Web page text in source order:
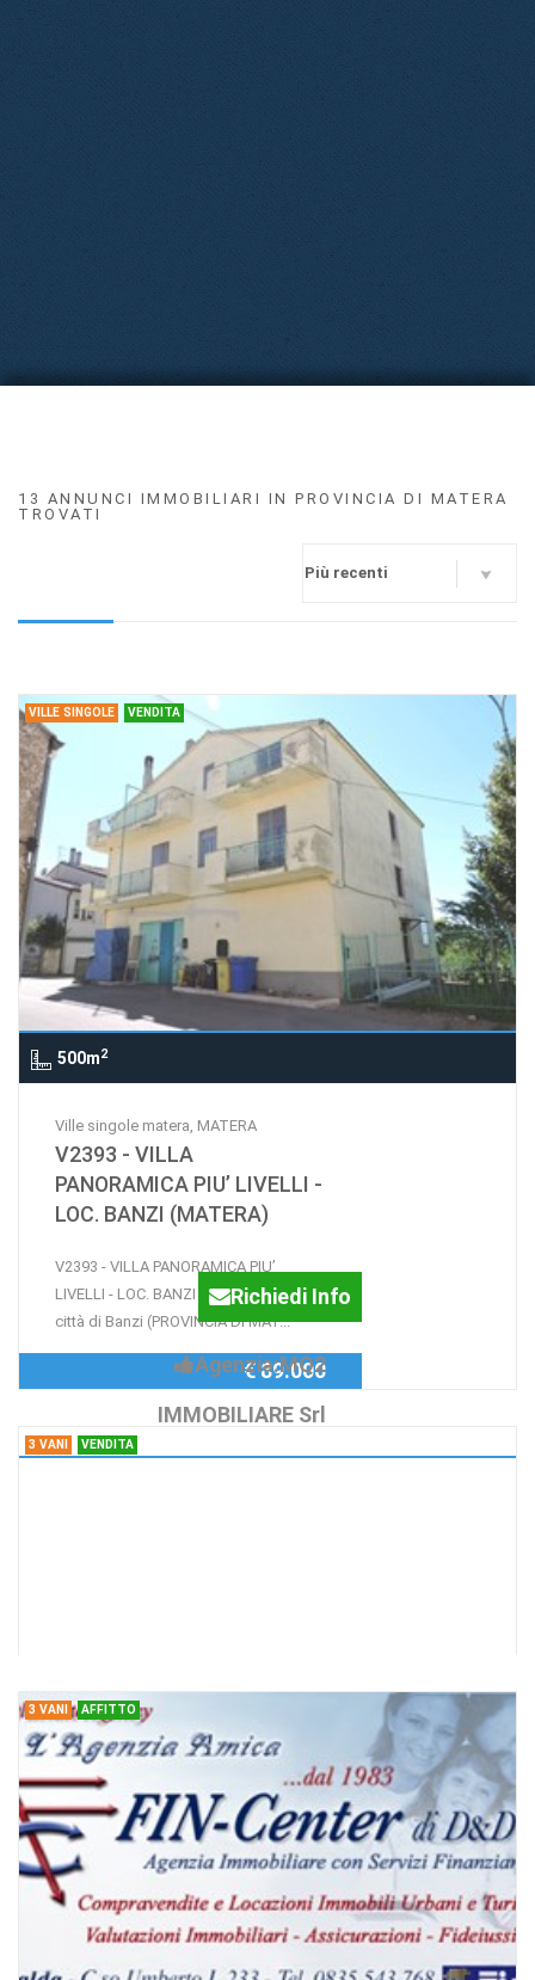
13 ANNUNCI IMMOBILIARI IN PROVINCIA DI MATERA
TROVATI
VILLE SINGOLE VENDITA
500m2
Ville singole matera, MATERA
V2393 - VILLA
PANORAMICA PIU’ LIVELLI -
LOC. BANZI (MATERA)
V2393 - VILLA PANORAMICA PIU’
LIVELLI - LOC. BANZI (MATERA) Nella
città di Banzi (PROVINCIA DI MAT...
Richiedi Info
Agenzia:MQ2
IMMOBILIARE Srl
€ 89.000
3 VANI VENDITA
3 VANI AFFITTO